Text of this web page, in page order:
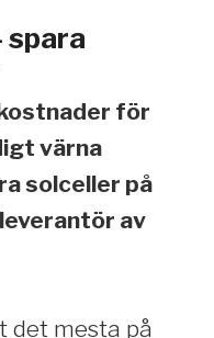
spara
för
värna
solceller på
av
det mesta på